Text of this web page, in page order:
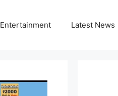
Entertainment Latest News